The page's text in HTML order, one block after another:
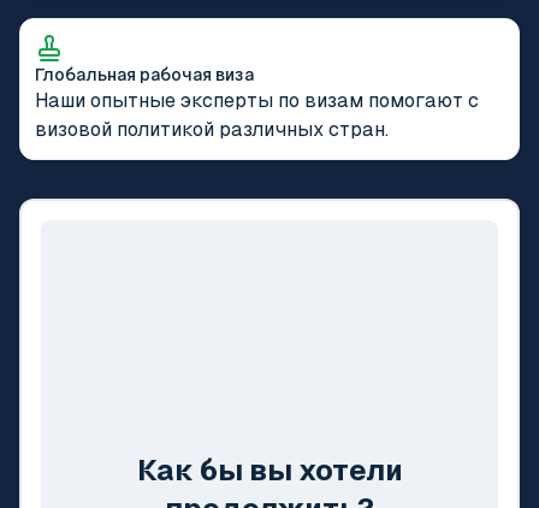
Глобальная рабочая виза
Наши опытные эксперты по визам помогают с
визовой политикой различных стран.
Как бы вы хотели